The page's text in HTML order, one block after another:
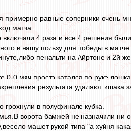
примерно равные соперники очень
матча.
4 раза и все 4 решения были
в нашу пользу для победы в матче.
пенальти на Айртоне и 2й
0-0 мяч просто катался по руке
результата удаляют ишака
в полуфинале кубка.
ворота бамжей не назначили ни
машет рукой типа "а хуйня